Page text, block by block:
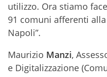
utilizzo. Ora stiamo
91 comuni afferenti
Napoli”.
Maurizio Manzi,
e Digitalizzazione